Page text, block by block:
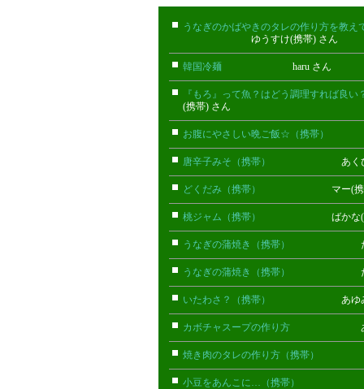
うなぎのかばやきのタレの作り方を教え
ゆうすけ(携帯) さん
韓国冷麺 haru さん
『もろ』って魚？はどう調理すれば良い
(携帯) さん
お腹にやさしい晩ご飯☆（携帯）
唐辛子みそ（携帯） あくび(携
どくだみ（携帯） マー(携帯)
桃ジャム（携帯） ばかな(携
うなぎの蒲焼き（携帯） だい(携
うなぎの蒲焼き（携帯） だい(携
いたわさ？（携帯） あゆみ(携
カボチャスープの作り方 あいっ
焼き肉のタレの作り方（携帯）
小豆をあんこに…（携帯）